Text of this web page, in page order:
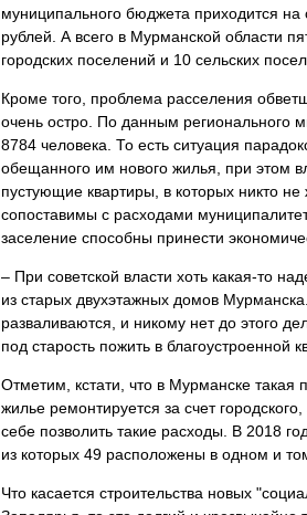
муниципального бюджета приходится
рублей. А всего в Мурманской области
городских поселений и 10 сельских
Кроме того, проблема расселения
очень остро. По данным регионального
8784 человека. То есть ситуация
обещанного им нового жилья, при этом
пустующие квартиры, в которых никто
сопоставимы с расходами
заселение способны принести
– При советской власти хоть какая-то
из старых двухэтажных домов
разваливаются, и никому нет до этого
под старость пожить в благоустроенной
Отметим, кстати, что в Мурманске такая
жилье ремонтируется за счет
себе позволить такие расходы. В 2018
из которых 49 расположены в одном и
Что касается строительства новых